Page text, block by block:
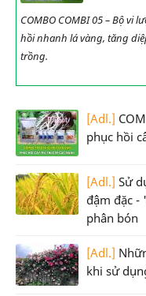
COMBO COMBI 05 – Bộ
hồi nhanh lá vàng, tăng
trồng.
[Adl.]
phục hồi
[Adl.] Sử
đậm đặc -
phân bón
[Adl.]
khi sử